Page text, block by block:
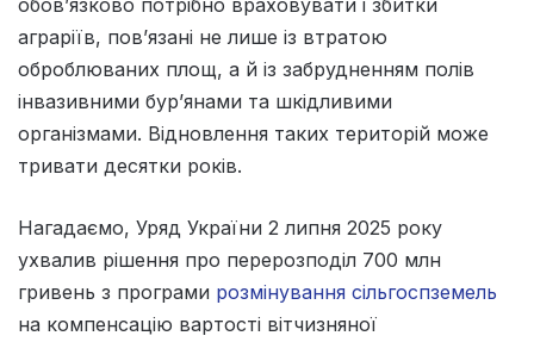
аграріїв, пов’язані не лише із втратою
оброблюваних площ, а й із забрудненням полів
інвазивними бур’янами та шкідливими
організмами. Відновлення таких територій може
тривати десятки років.
Нагадаємо, Уряд України 2 липня 2025 року
ухвалив рішення про перерозподіл 700 млн
гривень з програми розмінування сільгоспземель
на компенсацію вартості вітчизняної